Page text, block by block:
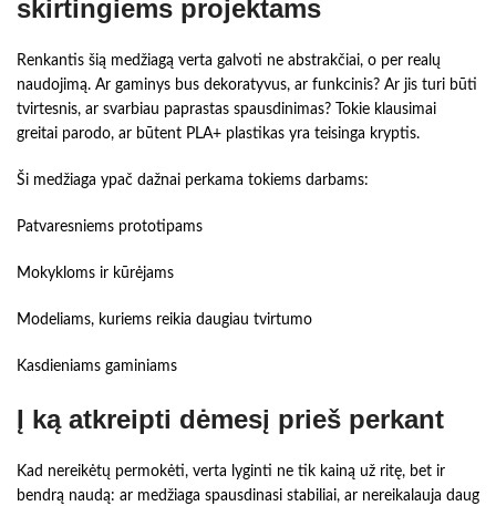
skirtingiems projektams
Renkantis šią medžiagą verta galvoti ne abstrakčiai, o per realų
naudojimą. Ar gaminys bus dekoratyvus, ar funkcinis? Ar jis turi būti
tvirtesnis, ar svarbiau paprastas spausdinimas? Tokie klausimai
greitai parodo, ar būtent PLA+ plastikas yra teisinga kryptis.
Ši medžiaga ypač dažnai perkama tokiems darbams:
Patvaresniems prototipams
Mokykloms ir kūrėjams
Modeliams, kuriems reikia daugiau tvirtumo
Kasdieniams gaminiams
Į ką atkreipti dėmesį prieš perkant
Kad nereikėtų permokėti, verta lyginti ne tik kainą už ritę, bet ir
bendrą naudą: ar medžiaga spausdinasi stabiliai, ar nereikalauja daug